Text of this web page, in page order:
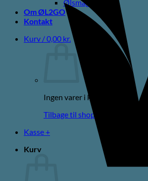
Ølsmagning
Om ØL2GO
Kontakt
Kurv /0,00 kr.
Ingen varer i kurven.
Tilbage til shoppen
Kasse +
Kurv